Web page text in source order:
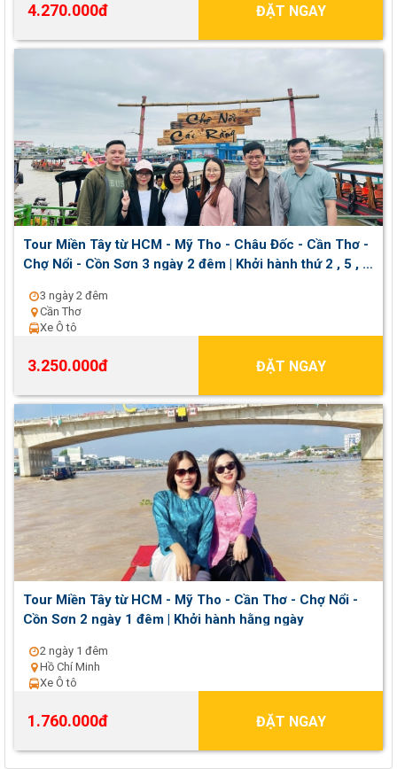
4.270.000đ ĐẶT NGAY
Tour Miền Tây từ HCM - Mỹ Tho - Châu Đốc - Cần Thơ -
Chợ Nổi - Cồn Sơn 3 ngày 2 đêm | Khởi hành thứ 2 , 5 , 7
3 ngày 2 đêm
Cần Thơ
Xe Ô tô
3.250.000đ ĐẶT NGAY
Tour Miền Tây từ HCM - Mỹ Tho - Cần Thơ - Chợ Nổi -
Cồn Sơn 2 ngày 1 đêm | Khởi hành hằng ngày
2 ngày 1 đêm
Hồ Chí Minh
Xe Ô tô
1.760.000đ ĐẶT NGAY